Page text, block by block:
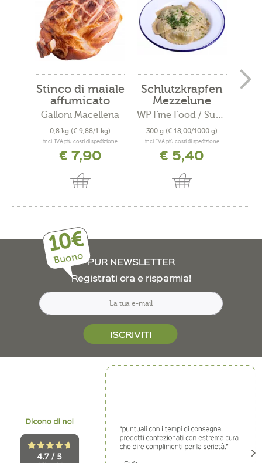
Stinco di maiale
affumicato
Galloni Macelleria
0,8 kg (€ 9,88/1 kg)
incl. IVA più costi di spedizione
€ 7,90
Schlutzkrapfen
Mezzelune
WP Fine Food / Südtiroler...
300 g (€ 18,00/1000 g)
incl. IVA più costi di spedizione
€ 5,40
10€
Buono PUR NEWSLETTER
Registrati ora e risparmia!
ISCRIVITI